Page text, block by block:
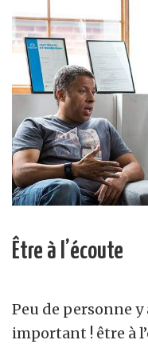
Être à l’écoute
Peu de personne
important ! être à